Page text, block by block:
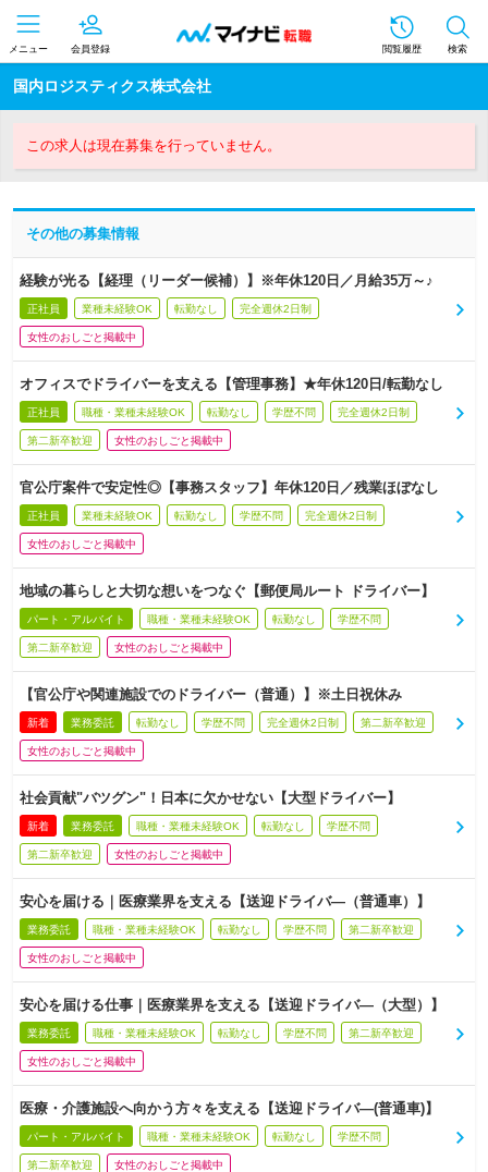
メニュー 会員登録 閲覧履歴 検索
国内ロジスティクス株式会社
この求人は現在募集を行っていません。
その他の募集情報
経験が光る【経理（リーダー候補）】※年休120日／月給35万～♪
正社員 業種未経験OK 転勤なし 完全週休2日制
女性のおしごと掲載中
オフィスでドライバーを支える【管理事務】★年休120日/転勤なし
正社員 職種・業種未経験OK 転勤なし 学歴不問 完全週休2日制
第二新卒歓迎 女性のおしごと掲載中
官公庁案件で安定性◎【事務スタッフ】年休120日／残業ほぼなし
正社員 業種未経験OK 転勤なし 学歴不問 完全週休2日制
女性のおしごと掲載中
地域の暮らしと大切な想いをつなぐ【郵便局ルート ドライバー】
パート・アルバイト 職種・業種未経験OK 転勤なし 学歴不問
第二新卒歓迎 女性のおしごと掲載中
【官公庁や関連施設でのドライバー（普通）】※土日祝休み
新着 業務委託 転勤なし 学歴不問 完全週休2日制 第二新卒歓迎
女性のおしごと掲載中
社会貢献"バツグン"！日本に欠かせない【大型ドライバー】
新着 業務委託 職種・業種未経験OK 転勤なし 学歴不問
第二新卒歓迎 女性のおしごと掲載中
安心を届ける｜医療業界を支える【送迎ドライバ―（普通車）】
業務委託 職種・業種未経験OK 転勤なし 学歴不問 第二新卒歓迎
女性のおしごと掲載中
安心を届ける仕事｜医療業界を支える【送迎ドライバ―（大型）】
業務委託 職種・業種未経験OK 転勤なし 学歴不問 第二新卒歓迎
女性のおしごと掲載中
医療・介護施設へ向かう方々を支える【送迎ドライバ―(普通車)】
パート・アルバイト 職種・業種未経験OK 転勤なし 学歴不問
第二新卒歓迎 女性のおしごと掲載中